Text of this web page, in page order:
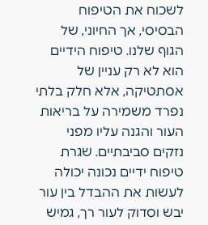
לשכוח את הטיפוח
הבסיסי, אך החיוני, של
הגוף שלנו. טיפוח הידיים
הוא לא רק עניין של
אסתטיקה, אלא חלק בלתי
נפרד משמירה על בריאות
העור והגנה עליו מפני
נזקים סביבתיים. שגרת
טיפוח ידיים נכונה יכולה
לעשות את ההבדל בין עור
יבש וסדוק לעור רך, גמיש